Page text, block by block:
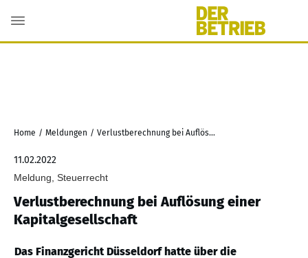
Home / Meldungen / Verlustberechnung bei Auflösung einer Kapitalgesellschaft
11.02.2022
Meldung, Steuerrecht
Verlustberechnung bei Auflösung einer
Kapitalgesellschaft
Das Finanzgericht Düsseldorf hatte über die